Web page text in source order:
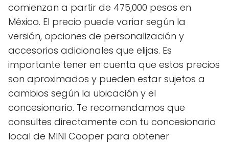
comienzan a partir de 475,000 pesos en
México. El precio puede variar según la
versión, opciones de personalización y
accesorios adicionales que elijas. Es
importante tener en cuenta que estos precios
son aproximados y pueden estar sujetos a
cambios según la ubicación y el
concesionario. Te recomendamos que
consultes directamente con tu concesionario
local de MINI Cooper para obtener